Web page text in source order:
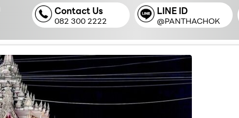
Contact Us
082 300 2222
LINE ID
@PANTHACHOK